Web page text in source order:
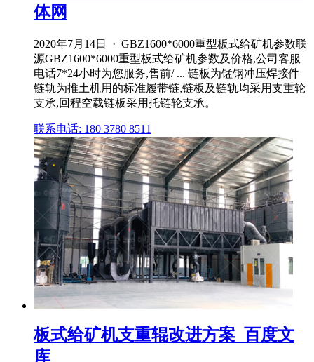
体网
2020年7月14日 · GBZ1600*6000重型板式给矿机参数联
源GBZ1600*6000重型板式给矿机参数及价格,公司客服
电话7*24小时为您服务,售前/ ... 链板为锰钢冲压焊接件
链轨为推土机用的标准履带链,链板及链轨均采用支重轮
支承,回程空载链板采用托链轮支承。
联系电话: 180 3780 8511
板式给矿机支重辊改进方案_百度文
库